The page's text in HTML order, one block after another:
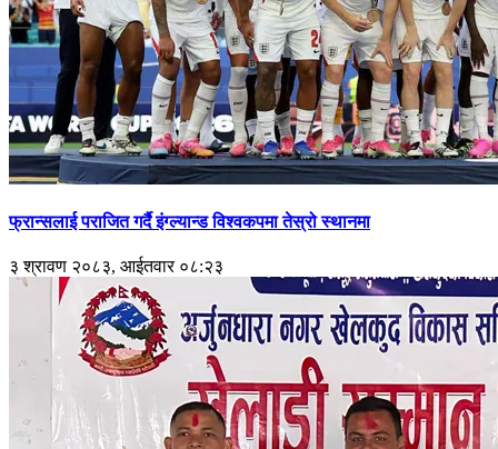
फ्रान्सलाई पराजित गर्दै इंग्ल्यान्ड विश्वकपमा तेस्रो स्थानमा
३ श्रावण २०८३, आईतवार ०८:२३